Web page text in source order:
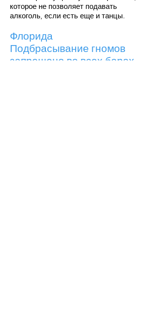
которое не позволяет подавать
алкоголь, если есть еще и танцы.
Флорида
Подбрасывание гномов
запрещено во всех барах.